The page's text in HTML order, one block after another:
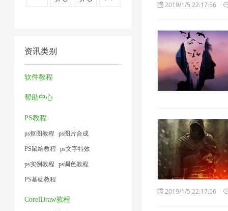
大
小
缩
1
2
器
1
1
资讯类别
软件教程
帮助中心
PS教程
ps抠图教程 ps图片合成
PS鼠绘教程 ps文字特效
ps实例教程 ps调色教程
PS基础教程
CorelDraw教程
2019/1/5 22:17:56
2019/1/5 22:17:56